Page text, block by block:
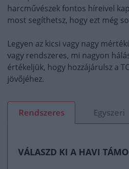
harcművészek fontos híreivel
most segíthetsz, hogy ezt még
Legyen az kicsi vagy nagy
vagy rendszeres, mi nagyon
értékeljük, hogy hozzájárulsz a
jövőjéhez.
Rendszeres Egyszeri
VÁLASZD KI A HAVI